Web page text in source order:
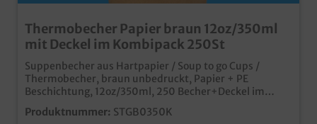
Thermobecher Papier braun 12oz/350ml
mit Deckel im Kombipack 250St
Suppenbecher aus Hartpapier / Soup to go Cups /
Thermobecher, braun unbedruckt, Papier + PE
Beschichtung, 12oz/350ml, 250 Becher+Deckel im
Karton (Kombipack, jeweils 10x25) hochwertiger und
moderner Thermobecher aus Papiermit PE
Produktnummer: STGB0350K